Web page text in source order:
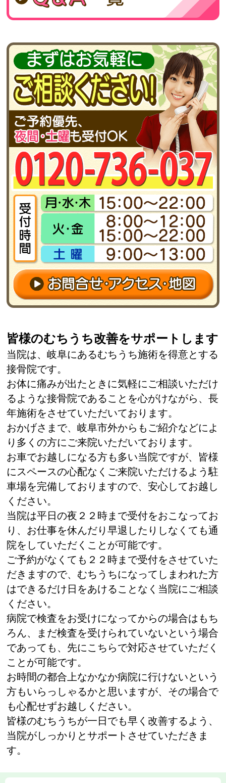
皆様のむちうち改善をサポートします
当院は、岐阜にあるむちうち施術を得意とする
接骨院です。
お体に痛みが出たときに気軽にご相談いただけ
るような接骨院であることを心がけながら、長
年施術をさせていただいております。
おかげさまで、岐阜市外からもご紹介などによ
り多くの方にご来院いただいております。
お車でお越しになる方も多い当院ですが、皆様
にスペースの心配なくご来院いただけるよう駐
車場を完備しておりますので、安心してお越し
ください。
当院は平日の夜２２時まで受付をおこなってお
り、お仕事を休んだり早退したりしなくても通
院をしていただくことが可能です。
ご予約がなくても２２時まで受付をさせていた
だきますので、むちうちになってしまわれた方
はできるだけ日をあけることなく当院にご相談
ください。
病院で検査をお受けになってからの場合はもち
ろん、まだ検査を受けられていないという場合
であっても、先にこちらで対応させていただく
ことが可能です。
お時間の都合上なかなか病院に行けないという
方もいらっしゃるかと思いますが、その場合で
も心配せずお越しください。
皆様のむちうちが一日でも早く改善するよう、
当院がしっかりとサポートさせていただきま
す。